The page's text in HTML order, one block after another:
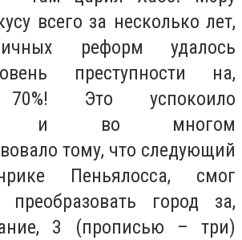
всего за несколько лет,
реформ удалось
преступности на,
70%! Это успокоило
и во многом
тому, что следующий
Пеньялосса, смог
преобразовать город за,
3 (прописью – три)